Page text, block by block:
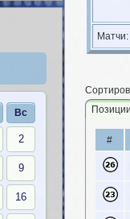
Матчи:
#
Вс
2
9
16